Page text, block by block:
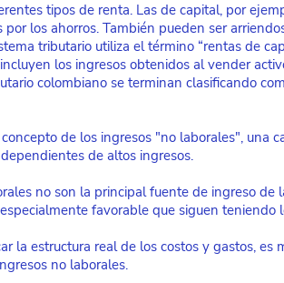
tipos de renta. Las de capital, por
los ahorros. También pueden ser
tributario utiliza el término “rentas de
los ingresos obtenidos al vender
colombiano se terminan clasificando
de los ingresos "no laborales", una
de altos ingresos.
no son la principal fuente de ingreso de
favorable que siguen teniendo
la estructura real de los costos y gastos, es
no laborales.